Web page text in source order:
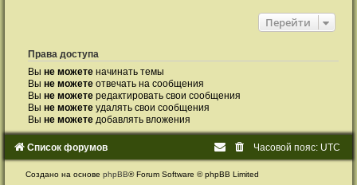
Перейти
Права доступа
Выне можете начинать темы
Выне можете отвечать на сообщения
Выне можете редактировать свои сообщения
Выне можете удалять свои сообщения
Выне можете добавлять вложения
Список форумов Часовой пояс: UTC
Создано на основеphpBB® Forum Software © phpBB Limited